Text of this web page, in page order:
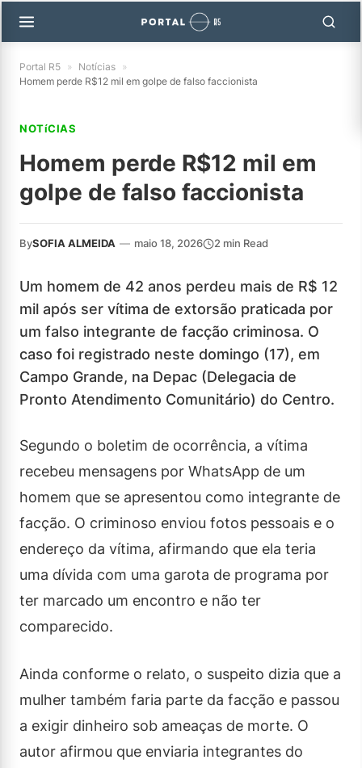
Portal R5 » Notícias »
Homem perde R$12 mil em golpe de falso faccionista
NOTíCIAS
Homem perde R$12 mil em
golpe de falso faccionista
BySOFIA ALMEIDA — maio 18, 2026 2 min Read
Um homem de 42 anos perdeu mais de R$ 12
mil após ser vítima de extorsão praticada por
um falso integrante de facção criminosa. O
caso foi registrado neste domingo (17), em
Campo Grande, na Depac (Delegacia de
Pronto Atendimento Comunitário) do Centro.
Segundo o boletim de ocorrência, a vítima
recebeu mensagens por WhatsApp de um
homem que se apresentou como integrante de
facção. O criminoso enviou fotos pessoais e o
endereço da vítima, afirmando que ela teria
uma dívida com uma garota de programa por
ter marcado um encontro e não ter
comparecido.
Ainda conforme o relato, o suspeito dizia que a
mulher também faria parte da facção e passou
a exigir dinheiro sob ameaças de morte. O
autor afirmou que enviaria integrantes do